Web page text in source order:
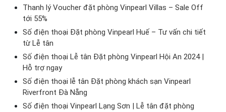
Thanh lý Voucher đặt phòng Vinpearl Villas – Sale Off
tới 55%
Số điện thoại Đặt phòng Vinpearl Huế – Tư vấn chi tiết
từ Lễ tân
Số điện thoại Lễ tân Đặt phòng Vinpearl Hội An 2024 |
Hỗ trợ ngay
Số điện thoại lễ tân Đặt phòng khách sạn Vinpearl
Riverfront Đà Nẵng
Số điện thoại Vinpearl Lạng Sơn | Lễ tân đặt phòng